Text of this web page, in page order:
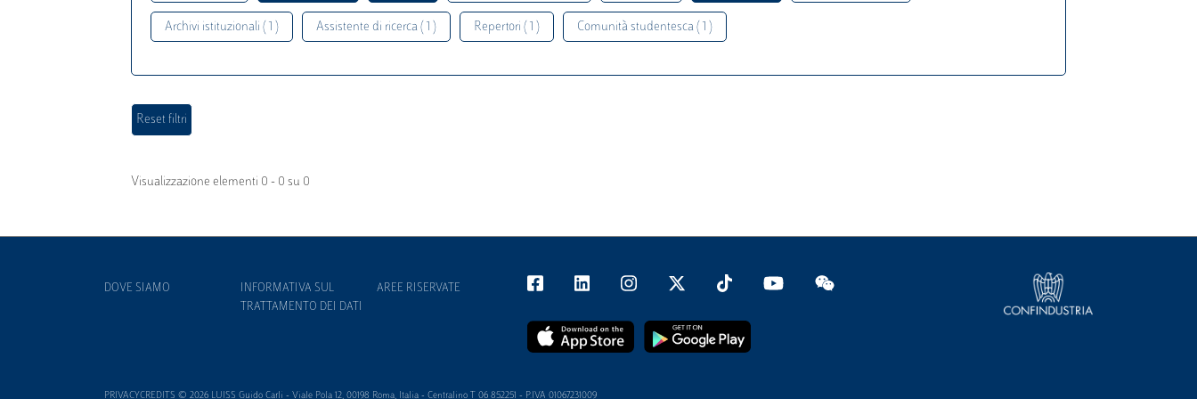
Archivi istituzionali ( 1 ) Assistente di ricerca ( 1 ) Repertori ( 1 ) Comunità studentesca ( 1 )
Visualizzazione elementi 0 - 0 su 0
DOVE SIAMO
INFORMATIVA SUL
TRATTAMENTO DEI DATI
AREE RISERVATE
PRIVACYCREDITS © 2026 LUISS Guido Carli - Viale Pola 12, 00198 Roma, Italia - Centralino T 06 852251 - P.IVA 01067231009